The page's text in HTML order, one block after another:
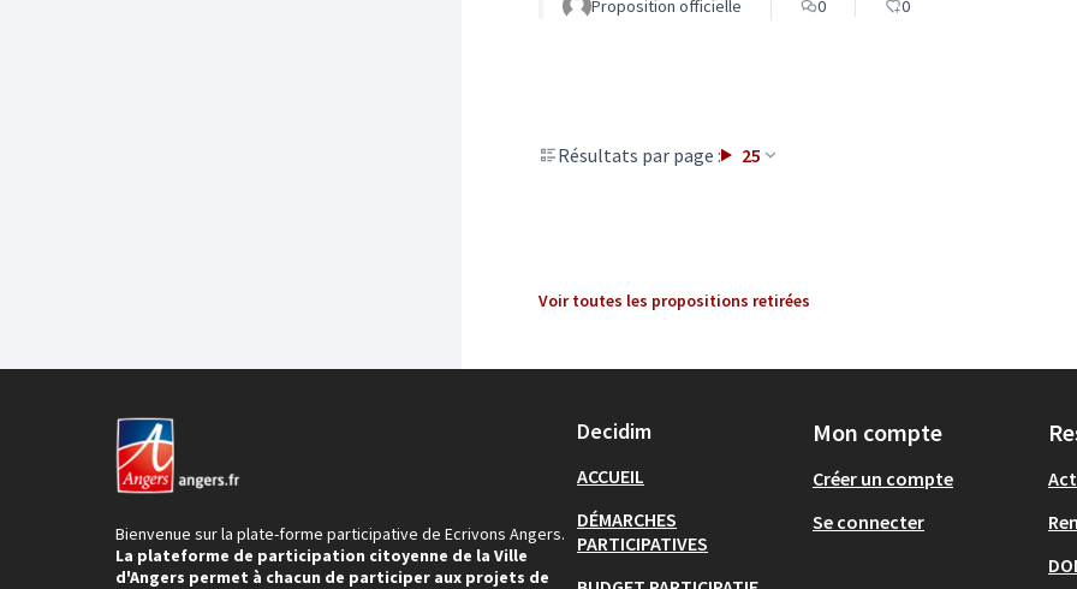
Proposition officielle 0 0
Résultats par page : 25
Voir toutes les propositions retirées
Bienvenue sur la plate-forme participative de Ecrivons Angers.
La plateforme de participation citoyenne de la Ville
d'Angers permet à chacun de participer aux projets de
Decidim
ACCUEIL
DÉMARCHES
PARTICIPATIVES
Mon compte
Créer un compte
Se connecter